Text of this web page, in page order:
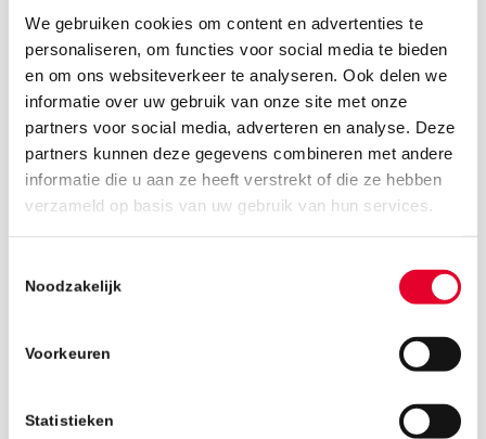
We gebruiken cookies om content en advertenties te
personaliseren, om functies voor social media te bieden
en om ons websiteverkeer te analyseren. Ook delen we
informatie over uw gebruik van onze site met onze
partners voor social media, adverteren en analyse. Deze
partners kunnen deze gegevens combineren met andere
informatie die u aan ze heeft verstrekt of die ze hebben
verzameld op basis van uw gebruik van hun services.
Noodzakelijk
Voorkeuren
Statistieken
18 maart 2019